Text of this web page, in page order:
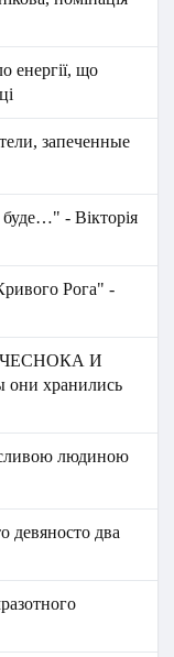
енергії, що
запеченные
" - Вікторія
Рога" -
И
хранились
людиною
девяносто два